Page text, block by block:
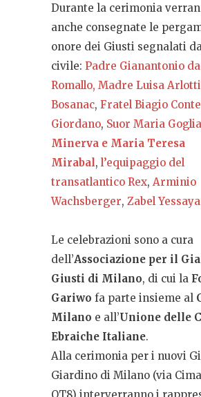
Durante la cerimonia
anche consegnate le
onore dei Giusti segnalati
civile: Padre Gianantonio da
Romallo, Madre Luisa Arlotti
Bosanac, Fratel Biagio Conte
Giordano, Suor Maria Goglia
Minerva e Maria Teresa
Mirabal,l’equipaggio del
transatlantico Rex, Arminio
Wachsberger, Zabel
Le celebrazioni sono a cura
dell’Associazione per il
Giusti di Milano, di cui la
Gariwo fa parte insieme al
Milano e all’Unione delle
Ebraiche Italiane.
Alla cerimonia per i nuovi
Giardino di Milano (via